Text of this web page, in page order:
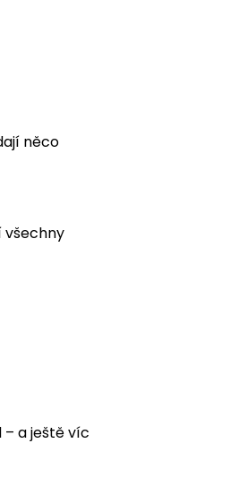
něco
všechny
a ještě víc